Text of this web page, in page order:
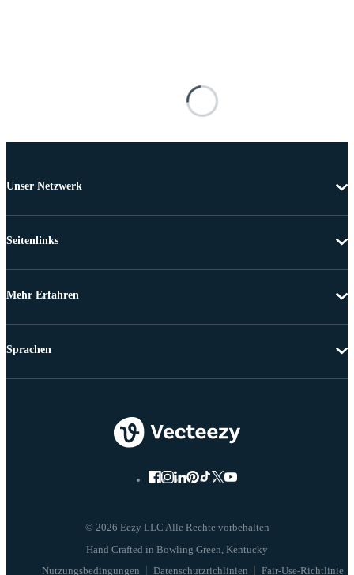
Unser Netzwerk
Seitenlinks
Mehr Erfahren
© 2026 Eezy LLC Alle Rechte vorbehalten
Nutzungsbedingungen Datenschutzrichlinien Fair-Use-Richtlinie
Sprachen